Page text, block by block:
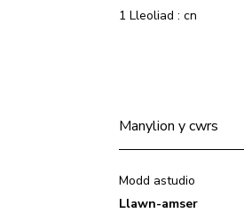
1 Lleoliad : cn
Manylion y cwrs
Modd astudio
Llawn-amser